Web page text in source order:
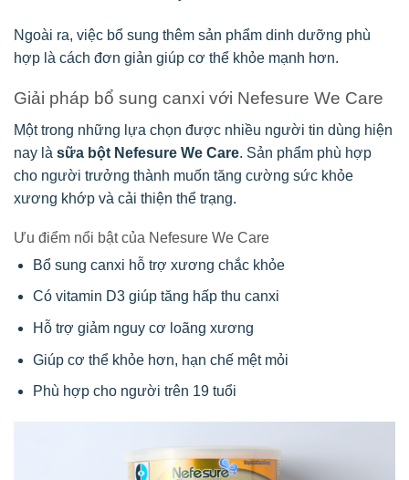
Ngoài ra, việc bổ sung thêm sản phẩm dinh dưỡng phù
hợp là cách đơn giản giúp cơ thể khỏe mạnh hơn.
Giải pháp bổ sung canxi với Nefesure We Care
Một trong những lựa chọn được nhiều người tin dùng hiện
nay là sữa bột Nefesure We Care. Sản phẩm phù hợp
cho người trưởng thành muốn tăng cường sức khỏe
xương khớp và cải thiện thể trạng.
Ưu điểm nổi bật của Nefesure We Care
Bổ sung canxi hỗ trợ xương chắc khỏe
Có vitamin D3 giúp tăng hấp thu canxi
Hỗ trợ giảm nguy cơ loãng xương
Giúp cơ thể khỏe hơn, hạn chế mệt mỏi
Phù hợp cho người trên 19 tuổi